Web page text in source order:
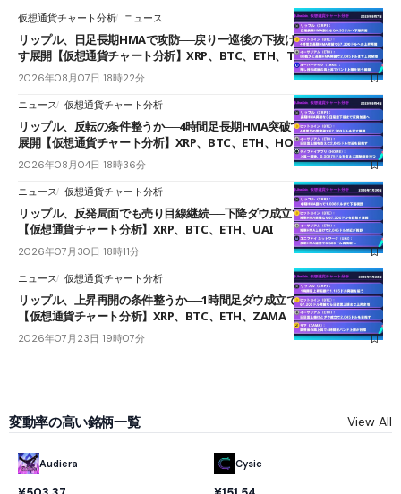
仮想通貨チャート分析 ニュース
リップル、日足長期HMAで攻防──戻り一巡後の下抜けで0.95ドルを試
す展開【仮想通貨チャート分析】XRP、BTC、ETH、TAKE
2026年08月07日 18時22分
ニュース 仮想通貨チャート分析
リップル、反転の条件整うか──4時間足長期HMA突破で雲下端を目指す
展開【仮想通貨チャート分析】XRP、BTC、ETH、HOME
2026年08月04日 18時36分
ニュース 仮想通貨チャート分析
リップル、反発局面でも売り目線継続──下降ダウ成立で下値追う展開
【仮想通貨チャート分析】XRP、BTC、ETH、UAI
2026年07月30日 18時11分
ニュース 仮想通貨チャート分析
リップル、上昇再開の条件整うか──1時間足ダウ成立で1.185ドルを狙う
【仮想通貨チャート分析】XRP、BTC、ETH、ZAMA
2026年07月23日 19時07分
変動率の高い銘柄一覧 View All
Audiera Cysic